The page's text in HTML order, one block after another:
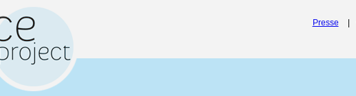
Presse